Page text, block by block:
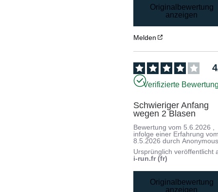
Originalbewertung
anzeigen
Melden
4
Verifizierte
Schwieriger Anfang
wegen 2 Blasen
Bewertung vom 5.6.2026
infolge einer Erfahrung
8.5.2026 durch
Ursprünglich veröffentlicht
i-run.fr (fr)
Originalbewertung
anzeigen